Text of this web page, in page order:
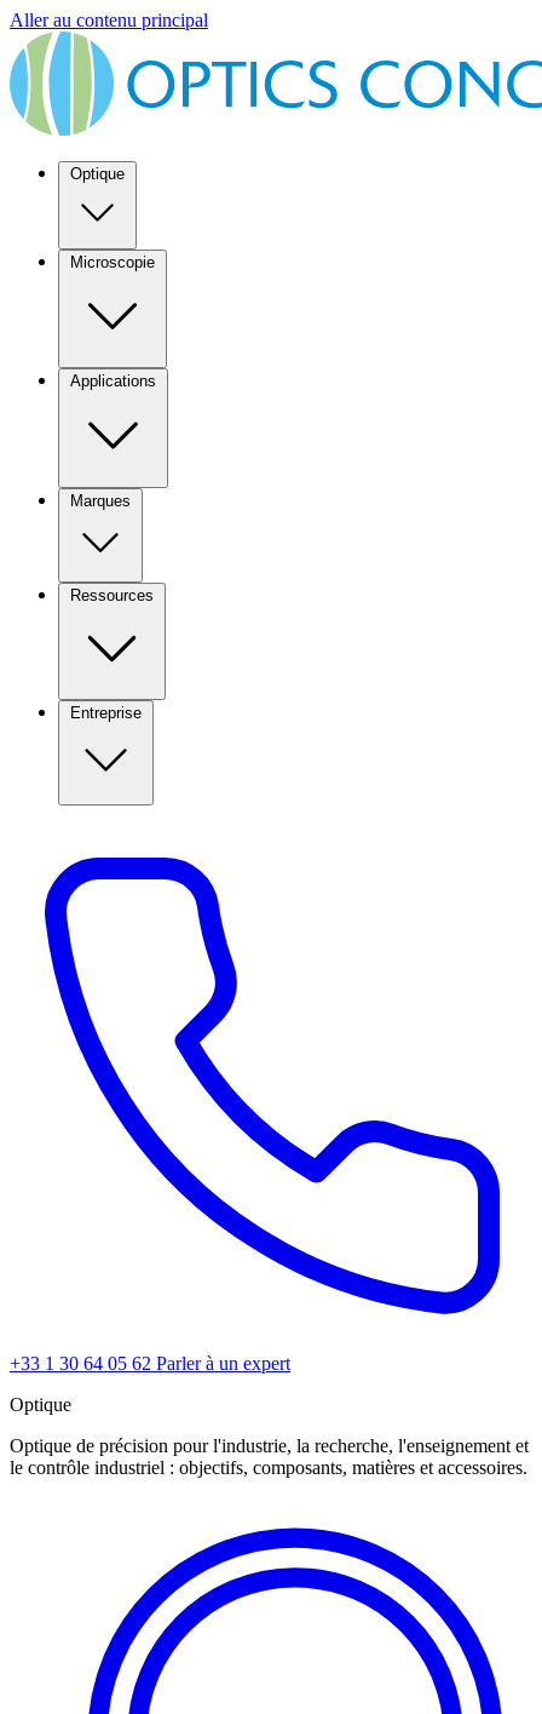
Aller au contenu principal
Optique
Microscopie
Applications
Marques
Ressources
Entreprise
+33 1 30 64 05 62 Parler à un expert
Optique
Optique de précision pour l'industrie, la recherche, l'enseignement et
le contrôle industriel : objectifs, composants, matières et accessoires.